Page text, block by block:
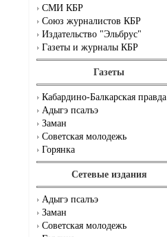
СМИ КБР
Союз журналистов КБР
Издательство "Эльбрус"
Газеты и журналы КБР
Газеты
Кабардино-Балкарская правда
Адыгэ псалъэ
Заман
Советская молодежь
Горянка
Сетевые издания
Адыгэ псалъэ
Заман
Советская молодежь